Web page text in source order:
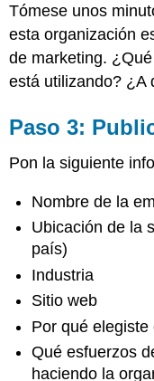
Responder
a
publicaciones
de
compañeros
para
una
Rúbrica
de
calificación
publicaciones
de
discusión
Rúbrica
Tómese unos
esta organización
de marketing.
está utilizando? ¿A
Paso 3:
Pon la siguiente
Nombre de la
Ubicación de la
país)
Industria
Sitio web
Por qué
Qué esfuerzos
haciendo la